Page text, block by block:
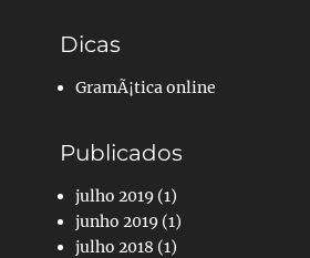
Dicas
GramÃ¡tica online
Publicados
julho 2019 (1)
junho 2019 (1)
julho 2018 (1)